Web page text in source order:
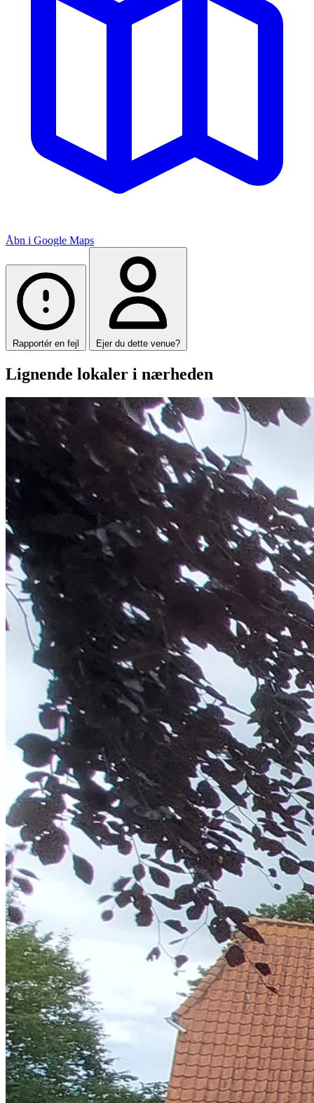
Åbn i Google Maps
Rapportér en fejl Ejer du dette venue?
Lignende lokaler i nærheden